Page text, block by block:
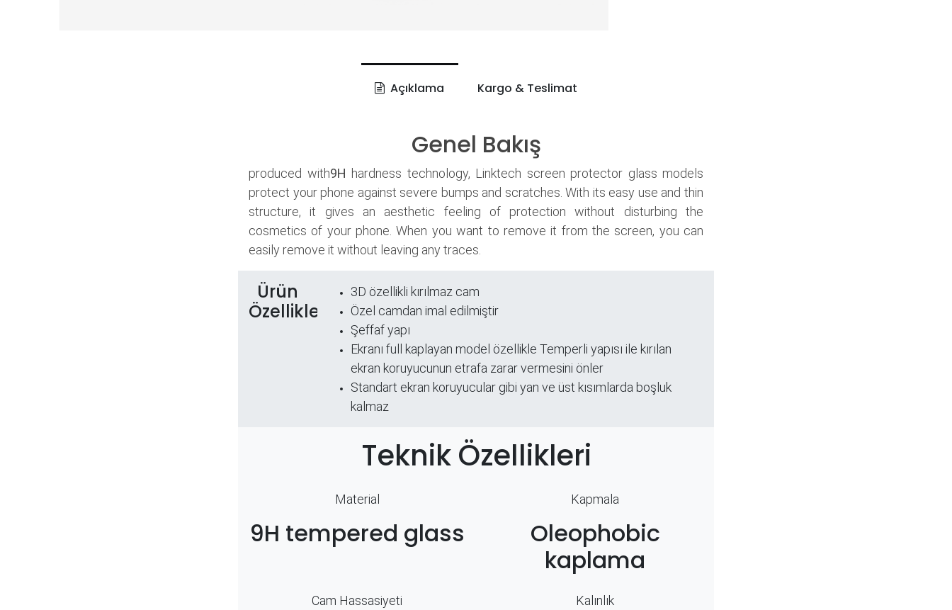
Açıklama Kargo & Teslimat
Genel Bakış
produced with9H hardness technology, Linktech screen protector glass models
protect your phone against severe bumps and scratches. With its easy use and thin
structure, it gives an aesthetic feeling of protection without disturbing the
cosmetics of your phone. When you want to remove it from the screen, you can
easily remove it without leaving any traces.
Ürün
Özellikleri
3D özellikli kırılmaz cam
Özel camdan imal edilmiştir
Şeffaf yapı
​Ekranı full kaplayan model özellikle Temperli yapısı ile kırılan
ekran koruyucunun etrafa zarar vermesini önler
Standart ekran koruyucular gibi yan ve üst kısımlarda boşluk
kalmaz
Teknik Özellikleri
Material
9H tempered glass
Kapmala
Oleophobic
kaplama
Cam Hassasiyeti Kalınlık